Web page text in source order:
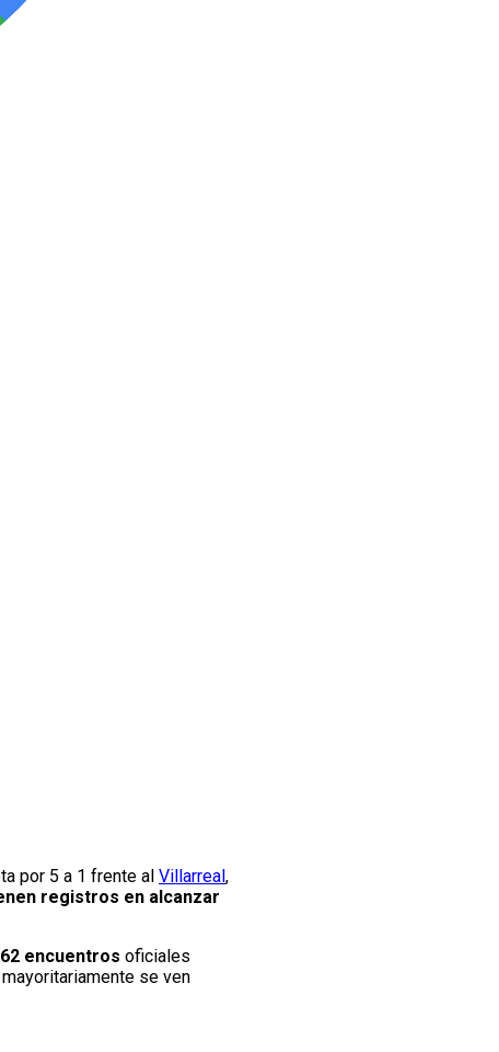
por 5 a 1 frente al Villarreal ,
registros en alcanzar
encuentros oficiales
se ven